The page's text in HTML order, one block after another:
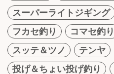
スーパーライトジギング
フカセ釣り
コマセ釣り
スッテ＆ツノ
テンヤ
投げ＆ちょい投げ釣り